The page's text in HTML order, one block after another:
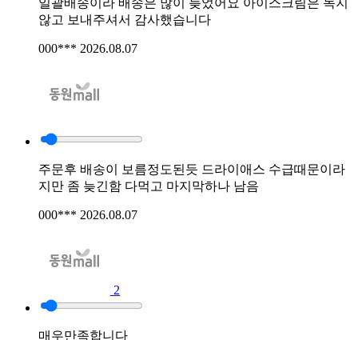
않고 보내주셔서 감사했습니다
000*** 2026.08.07
주문후 배송이 보름정도된듯 드라이애스 수급때문이라
지만 좀 늦긴함 다먹고 마지막하나 남음
000*** 2026.08.07
2
매우만족합니다